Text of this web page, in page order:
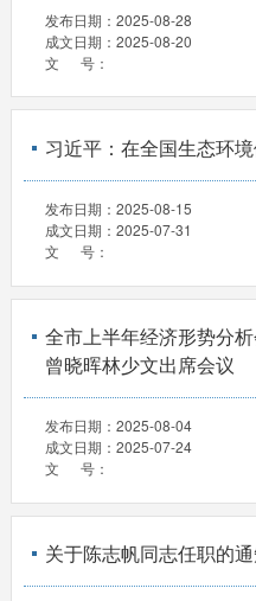
发布日期： 2025-08-28
成文日期： 2025-08-20
文 号：
习近平：在全国生态环
发布日期： 2025-08-15
成文日期： 2025-07-31
文 号：
全市上半年经济形势分
曾晓晖林少文出席会议
发布日期： 2025-08-04
成文日期： 2025-07-24
文 号：
关于陈志帆同志任职的